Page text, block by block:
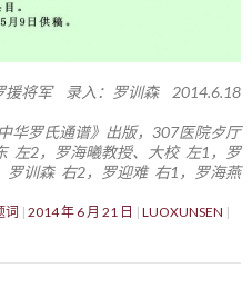
援将军 录入：罗训森 2014.6.18
华罗氏通谱》出版，307医院歺厅
左2，罗海曦教授、大校 左1，罗
罗训森 右2，罗迎难 右1，罗海燕
词 2014 年 6 月 21 日
LUOXUNSEN